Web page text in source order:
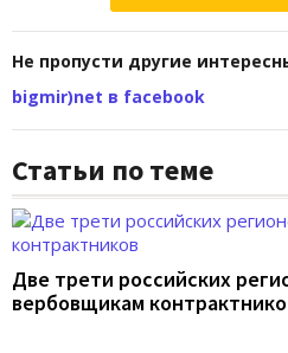
Не пропусти другие
bigmir)net в facebook
Статьи по теме
Две трети российских
вербовщикам